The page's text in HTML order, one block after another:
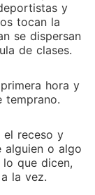
y
tocan la
se dispersan
de clases.
hora y
temprano.
el receso y
alguien o algo
que dicen,
la vez.